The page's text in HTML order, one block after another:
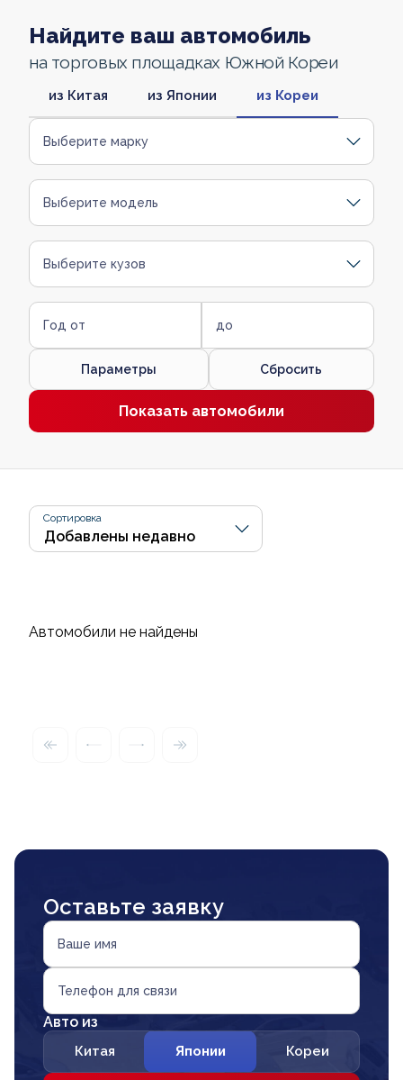
Найдите ваш автомобиль
на торговых площадках Южной Кореи
из Китая из Японии из Кореи
Выберите марку
Выберите модель
Выберите кузов
Год от до
Параметры Сбросить
Показать автомобили
Сортировка
Автомобили не найдены
Оставьте заявку
Ваше имя
Телефон для связи
Авто из
Китая Японии Кореи